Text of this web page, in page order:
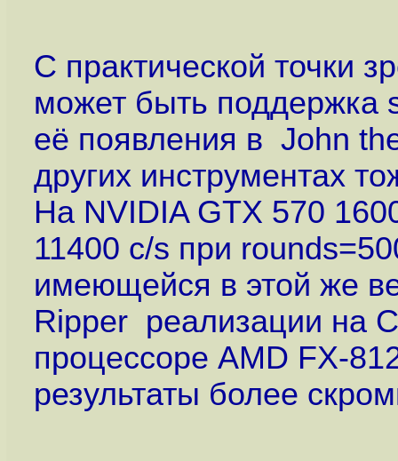
С практической точки
может быть поддержка
её появления в John
других инструментах
На NVIDIA GTX 570
11400 c/s при
имеющейся в этой же
Ripper реализации на
процессоре AMD FX-
результаты более